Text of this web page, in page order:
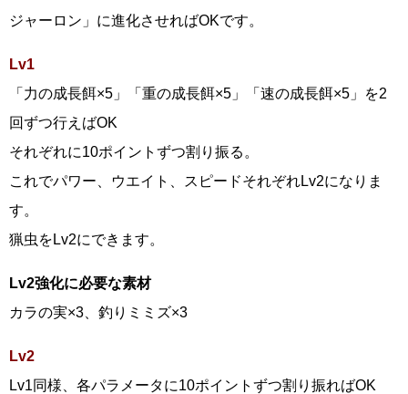
ジャーロン」に進化させればOKです。
Lv1
「力の成長餌×5」「重の成長餌×5」「速の成長餌×5」を2
回ずつ行えばOK
それぞれに10ポイントずつ割り振る。
これでパワー、ウエイト、スピードそれぞれLv2になりま
す。
猟虫をLv2にできます。
Lv2強化に必要な素材
カラの実×3、釣りミミズ×3
Lv2
Lv1同様、各パラメータに10ポイントずつ割り振ればOK